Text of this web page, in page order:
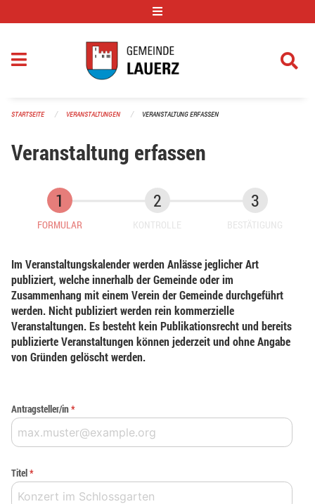
STARTSEITE VERANSTALTUNGEN VERANSTALTUNG ERFASSEN
Veranstaltung erfassen
FORMULAR KONTROLLE BESTÄTIGUNG
Im Veranstaltungskalender werden Anlässe jeglicher Art
publiziert, welche innerhalb der Gemeinde oder im
Zusammenhang mit einem Verein der Gemeinde durchgeführt
werden. Nicht publiziert werden rein kommerzielle
Veranstaltungen. Es besteht kein Publikationsrecht und bereits
publizierte Veranstaltungen können jederzeit und ohne Angabe
von Gründen gelöscht werden.
Antragsteller/in*
Titel*